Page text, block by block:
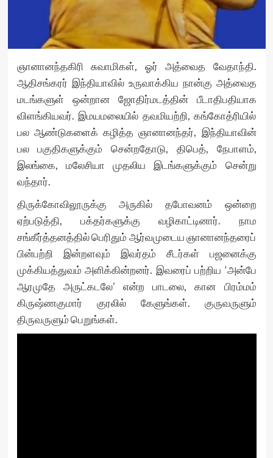
ஞானானந்தகிரி சுவாமிகள், ஓர் அத்வைத வேதாந்தி.
ஆதிசங்கரர் இந்தியாவில் உருவாக்கிய நான்கு அத்வைத
மடங்களுள் ஒன்றான ஜோதிர்மடத்தின் பீடாதிபதியாக
விளங்கியவர். இமயமலையில் தவமியற்றி, கங்கோத்ரியில்
பல ஆண்டுகளைக் கழித்த ஞானானந்தர், இந்தியாவின்
பல பகுதிகளுக்கும் சென்றதோடு, திபெத், நேபாளம்,
இலங்கை, மலேசியா முதலிய இடங்களுக்கும் சென்று
வந்தார்.
திருக்கோவிலூருக்கு அருகில் தபோவனம் ஒன்றை
ஏற்படுத்தி, பக்தர்களுக்கு வழிகாட்டினார். நாம
சங்கீர்த்தனத்தில் பெரிதும் ஆர்வமுடைய ஞானானந்தரைப்
பின்பற்றி இன்றளவும் இவர்தம் சீடர்கள் பஜனைக்கு
முக்கியத்துவம் அளிக்கின்றனர். இவரைப் பற்றிய ‘அன்பே
ஆரமுதே அருட்கடலே’ என்ற பாடலை, கான பிரம்மம்
கிருஷ்ணகுமார் குரலில் கேளுங்கள். குருவருளும்
திருவருளும் பெறுங்கள்.